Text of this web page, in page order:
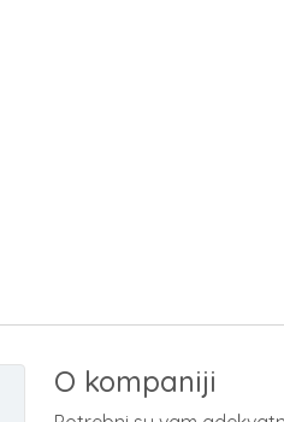
O kompaniji